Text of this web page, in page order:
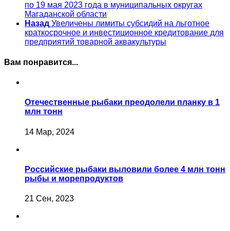
по 19 мая 2023 года в муниципальных округах
Магаданской области
Назад Увеличены лимиты субсидий на льготное
краткосрочное и инвестиционное кредитование для
предприятий товарной аквакультуры
Вам понравится...
Отечественные рыбаки преодолели планку в 1
млн тонн
14 Мар, 2024
Российские рыбаки выловили более 4 млн тонн
рыбы и морепродуктов
21 Сен, 2023